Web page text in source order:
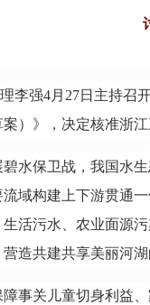
李强4月27日主持
）》，决定核准浙
水保卫战，我国水
域构建上下游贯通
活污水、农业面源
造共建共享美丽河
事关儿童切身利益